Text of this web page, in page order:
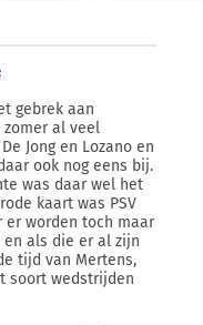
:
gebrek aan
al veel
Jong en Lozano en
ook nog eens bij.
was daar wel het
kaart was PSV
worden toch maar
als die er al zijn
tijd van Mertens,
soort wedstrijden